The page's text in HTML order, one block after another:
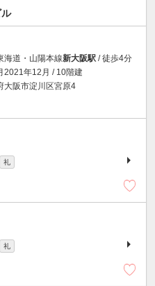
海道・山陽本線新大阪駅 / 徒歩4分
2021年12月 / 10階建
大阪市淀川区宮原4
礼
礼